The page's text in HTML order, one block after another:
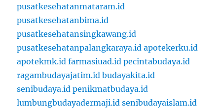
pusatkesehatanmataram.id
pusatkesehatanbima.id
pusatkesehatansingkawang.id
pusatkesehatanpalangkaraya.id apotekerku.id
apotekmk.id farmasiuad.id pecintabudaya.id
ragambudayajatim.id budayakita.id
senibudaya.id penikmatbudaya.id
lumbungbudayadermaji.id senibudayaislam.id